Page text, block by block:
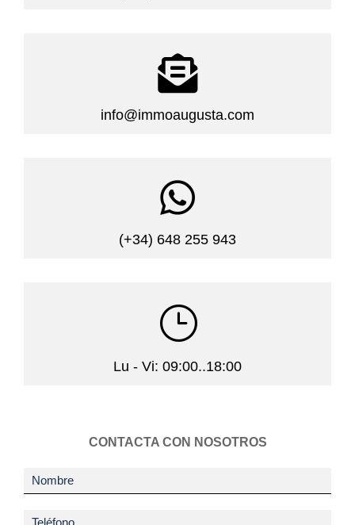

info@immoaugusta.com

(+34) 648 255 943
}
Lu - Vi: 09:00..18:00
CONTACTA CON NOSOTROS